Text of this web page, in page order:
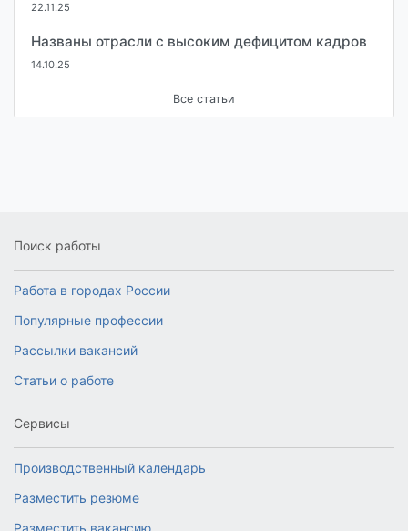
22.11.25
Названы отрасли с высоким дефицитом кадров
14.10.25
Все статьи
Поиск работы
Работа в городах России
Популярные профессии
Рассылки вакансий
Статьи о работе
Сервисы
Производственный календарь
Разместить резюме
Разместить вакансию